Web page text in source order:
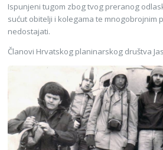
Ispunjeni tugom zbog tvog preranog
sućut obitelji i kolegama te mnogobrojnim
nedostajati.
Članovi Hrvatskog planinarskog društva